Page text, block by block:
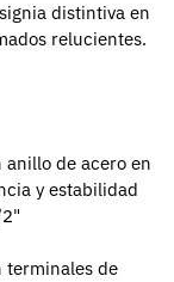
distintiva en
relucientes.
de acero en
y estabilidad
terminales de